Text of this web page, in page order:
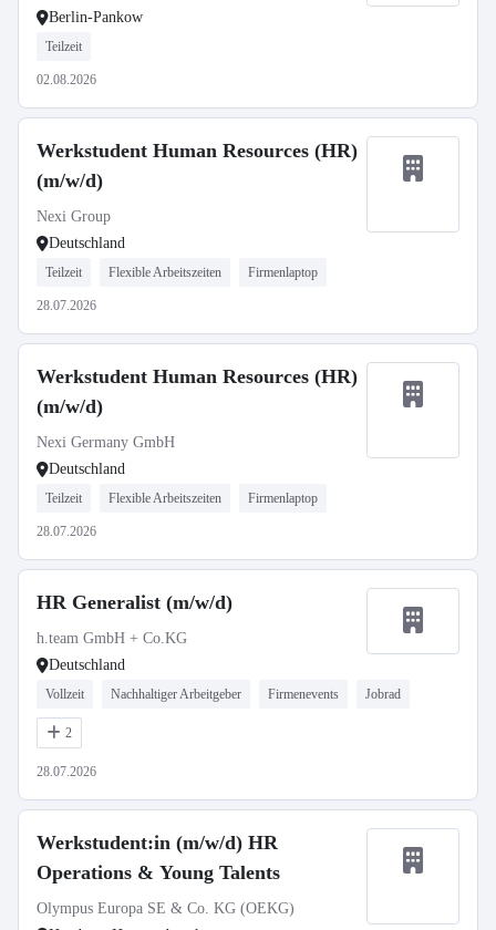
Berlin-Pankow
Teilzeit
02.08.2026
Werkstudent Human Resources (HR)
(m/w/d)
Nexi Group
Deutschland
Teilzeit Flexible Arbeitszeiten Firmenlaptop
28.07.2026
Werkstudent Human Resources (HR)
(m/w/d)
Nexi Germany GmbH
Deutschland
Teilzeit Flexible Arbeitszeiten Firmenlaptop
28.07.2026
HR Generalist (m/w/d)
h.team GmbH + Co.KG
Deutschland
Vollzeit Nachhaltiger Arbeitgeber Firmenevents Jobrad
2
28.07.2026
Werkstudent:in (m/w/d) HR
Operations & Young Talents
Olympus Europa SE & Co. KG (OEKG)